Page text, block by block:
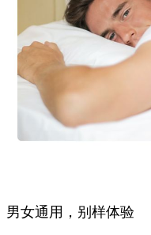
男女通用，别样体验